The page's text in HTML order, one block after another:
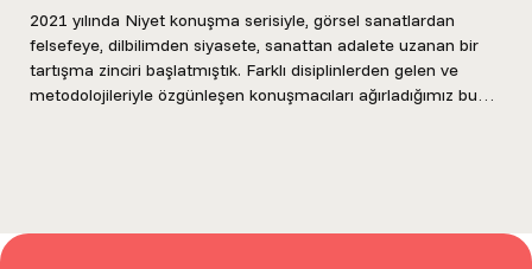
2021 yılında Niyet konuşma serisiyle, görsel sanatlardan
felsefeye, dilbilimden siyasete, sanattan adalete uzanan bir
tartışma zinciri başlatmıştık. Farklı disiplinlerden gelen ve
metodolojileriyle özgünleşen konuşmacıları ağırladığımız bu